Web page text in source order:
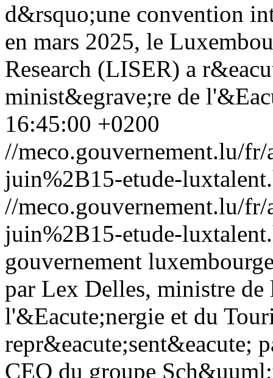
d&rsquo;une convention
en mars 2025, le
Research (LISER) a
minist&egrave;re de
16:45:00 +0200
//meco.gouvernement.lu/
juin%2B15-etude-
//meco.gouvernement.lu/
juin%2B15-etude-
gouvernement
par Lex Delles, ministre
l'&Eacute;nergie et du
repr&eacute;sent&eacute;
CEO du groupe